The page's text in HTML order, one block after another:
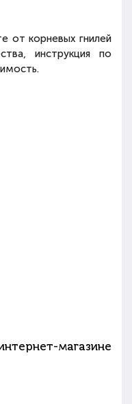
от корневых гнилей
инструкция по
магазине